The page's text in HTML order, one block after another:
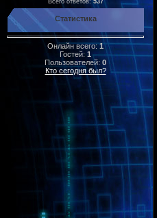
Всего ответов: 537
Статистика
Онлайн всего:1
Гостей: 1
Пользователей: 0
Кто сегодня был?